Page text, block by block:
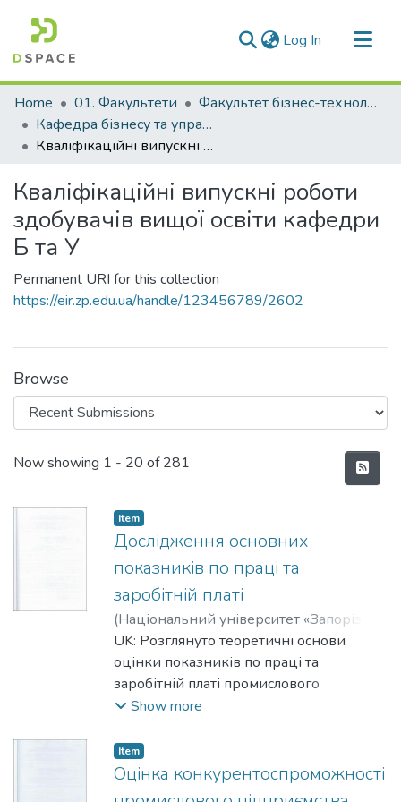
Log In (current)
Communities & Collections
All of DSpace
Statistics
Home 01. Факультети
Факультет бізнес-технологій та економіки
Кафедра бізнесу та управління (Кафедра Б та У)
Кваліфікаційні випускні роботи здобувачів вищої освіти кафедри Б та У
Кваліфікаційні випускні роботи
здобувачів вищої освіти кафедри
Б та У
Permanent URI for this collection
https://eir.zp.edu.ua/handle/123456789/2602
Browse
Recent Submissions
Now showing 1 - 20 of 281
Item
Дослідження основних
показників по праці та
заробітній платі
(Національний університет «Запорізька
політехніка»,2026)Сорокін, Євген
Юрійович;Sorokin, Yevhen Yu.
UK: Розглянуто теоретичні основи
оцінки показників по праці та
заробітній платі промислового
підприємства, проведено оцінку
заробітної плати ПАТ "Запорізький
хлібозавод №5", запропоновано шляхи
підвищення ефективності праці та
Show more
Item
Оцінка конкурентоспроможності